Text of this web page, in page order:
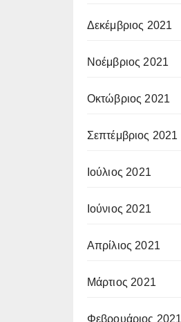
Δεκέμβριος 2021
Νοέμβριος 2021
Οκτώβριος 2021
Σεπτέμβριος 2021
Ιούλιος 2021
Ιούνιος 2021
Απρίλιος 2021
Μάρτιος 2021
Φεβρουάριος 2021